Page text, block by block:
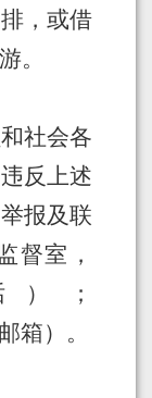
，或借
。
社会各
反上述
报及联
督室，
；
箱）。